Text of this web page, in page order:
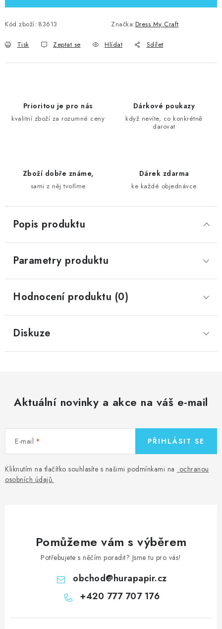
Kód zboží: 83613 Značka:Dress My Craft
Tisk Zeptat se Hlídat Sdílet
Prioritou je pro nás
kvalitní zboží za rozumné ceny
Dárkové poukazy
když nevíte, co konkrétně
darovat
Zboží dobře známe,
sami z něj tvoříme
Dárek zdarma
ke každé objednávce
Popis produktu
Parametry produktu
Hodnocení produktu (0)
Diskuze
Aktuální novinky a akce na váš e-mail
E-mail
Kliknutím na tlačítko souhlasíte s našimi podmínkami na ochranou
osobních údajů.
PŘIHLÁSIT SE
Pomůžeme vám s výběrem
Potřebujete s něčím poradit? Jsme tu pro vás!
obchod@hurapapir.cz
+420 777 707 176